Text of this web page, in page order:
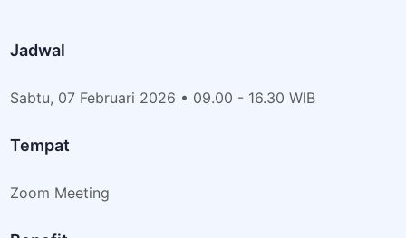
Jadwal
Sabtu, 07 Februari 2026 • 09.00 - 16.30 WIB
Tempat
Zoom Meeting